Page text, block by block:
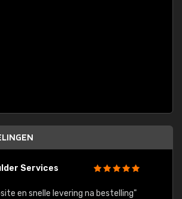
Services
en snelle levering na bestelling"